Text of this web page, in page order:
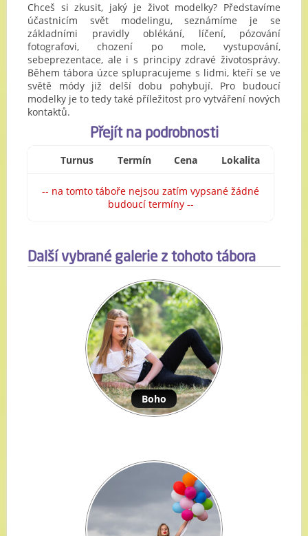
Chceš si zkusit, jaký je život modelky? Představíme
účastnicím svět modelingu, seznámíme je se
základními pravidly oblékání, líčení, pózování
fotografovi, chození po mole, vystupování,
sebeprezentace, ale i s principy zdravé životosprávy.
Během tábora úzce splupracujeme s lidmi, kteří se ve
světě módy již delší dobu pohybují. Pro budoucí
modelky je to tedy také příležitost pro vytváření nových
kontaktů.
Přejít na podrobnosti
Turnus Termín Cena Lokalita
-- na tomto táboře nejsou zatím vypsané žádné
budoucí termíny --
Další vybrané galerie z tohoto tábora
Boho